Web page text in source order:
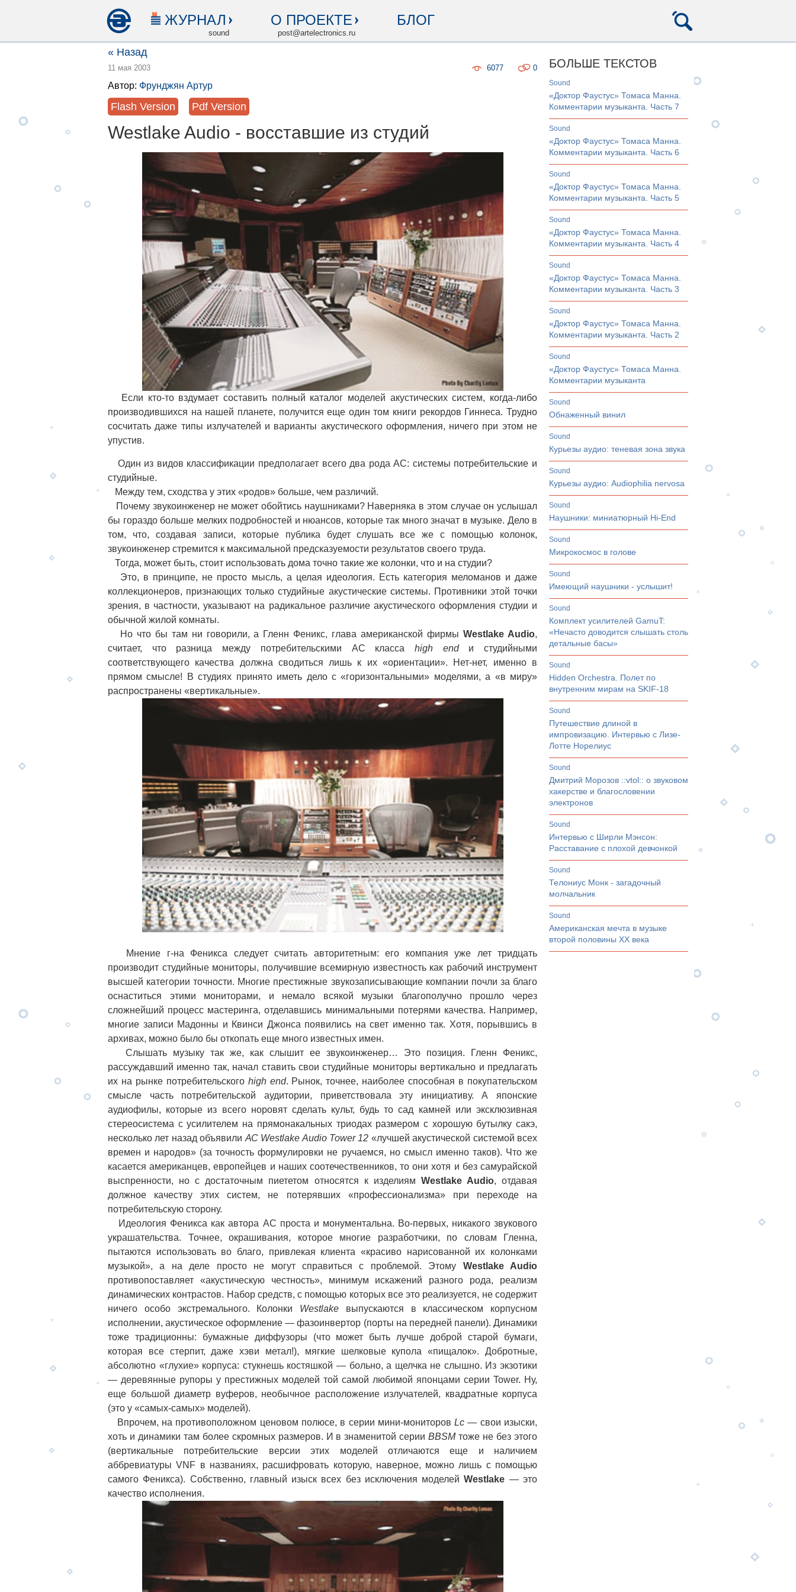
ЖУРНАЛ
sound
О ПРОЕКТЕ
post@artelectronics.ru
БЛОГ
« Назад
11 мая 2003 0
6077
Автор: Фрунджян Артур
Flash Version Pdf Version
Westlake Audio - восставшие из студий
Если кто-то вздумает составить полный каталог моделей акустических систем, когда-либо
производившихся на нашей планете, получится еще один том книги рекордов Гиннеса. Трудно
сосчитать даже типы излучателей и варианты акустического оформления, ничего при этом не
упустив.
Один из видов классификации предполагает всего два рода АС: системы потребительские и
студийные.
Между тем, сходства у этих «родов» больше, чем различий.
Почему звукоинженер не может обойтись наушниками? Наверняка в этом случае он услышал
бы гораздо больше мелких подробностей и нюансов, которые так много значат в музыке. Дело в
том, что, создавая записи, которые публика будет слушать все же с помощью колонок,
звукоинженер стремится к максимальной предсказуемости результатов своего труда.
Тогда, может быть, стоит использовать дома точно такие же колонки, что и на студии?
Это, в принципе, не просто мысль, а целая идеология. Есть категория меломанов и даже
коллекционеров, признающих только студийные акустические системы. Противники этой точки
зрения, в частности, указывают на радикальное различие акустического оформления студии и
обычной жилой комнаты.
Но что бы там ни говорили, а Гленн Феникс, глава американской фирмыWestlake Audio,
считает, что разница между потребительскими АС класса high endи студийными
соответствующего качества должна сводиться лишь к их «ориентации». Нет-нет, именно в
прямом смысле! В студиях принято иметь дело с «горизонтальными» моделями, а «в миру»
распространены «вертикальные».
Мнение г-на Феникса следует считать авторитетным: его компания уже лет тридцать
производит студийные мониторы, получившие всемирную известность как рабочий инструмент
высшей категории точности. Многие престижные звукозаписывающие компании почли за благо
оснаститься этими мониторами, и немало всякой музыки благополучно прошло через
сложнейший процесс мастеринга, отделавшись минимальными потерями качества. Например,
многие записи Мадонны и Квинси Джонса появились на свет именно так. Хотя, порывшись в
архивах, можно было бы откопать еще много известных имен.
Слышать музыку так же, как слышит ее звукоинженер… Это позиция. Гленн Феникс,
рассуждавший именно так, начал ставить свои студийные мониторы вертикально и предлагать
их на рынке потребительского high end. Рынок, точнее, наиболее способная в покупательском
смысле часть потребительской аудитории, приветствовала эту инициативу. А японские
аудиофилы, которые из всего норовят сделать культ, будь то сад камней или эксклюзивная
стереосистема с усилителем на прямонакальных триодах размером с хорошую бутылку сакэ,
несколько лет назад объявили АС Westlake Audio Tower 12 «лучшей акустической системой всех
времен и народов» (за точность формулировки не ручаемся, но смысл именно таков). Что же
касается американцев, европейцев и наших соотечественников, то они хотя и без самурайской
выспренности, но с достаточным пиететом относятся к изделиям Westlake Audio, отдавая
должное качеству этих систем, не потерявших «профессионализма» при переходе на
потребительскую сторону.
Идеология Феникса как автора АС проста и монументальна. Во-первых, никакого звукового
украшательства. Точнее, окрашивания, которое многие разработчики, по словам Гленна,
пытаются использовать во благо, привлекая клиента «красиво нарисованной их колонками
музыкой», а на деле просто не могут справиться с проблемой. Этому Westlake Audio
противопоставляет «акустическую честность», минимум искажений разного рода, реализм
динамических контрастов. Набор средств, с помощью которых все это реализуется, не содержит
ничего особо экстремального. Колонки Westlake выпускаются в классическом корпусном
исполнении, акустическое оформление — фазоинвертор (порты на передней панели). Динамики
тоже традиционны: бумажные диффузоры (что может быть лучше доброй старой бумаги,
которая все стерпит, даже хэви метал!), мягкие шелковые купола «пищалок». Добротные,
абсолютно «глухие» корпуса: стукнешь костяшкой — больно, а щелчка не слышно. Из экзотики
— деревянные рупоры у престижных моделей той самой любимой японцами серии Tower. Ну,
еще большой диаметр вуферов, необычное расположение излучателей, квадратные корпуса
(это у «самых-самых» моделей).
Впрочем, на противоположном ценовом полюсе, в серии мини-мониторовLc — свои изыски,
хоть и динамики там более скромных размеров. И в знаменитой серииBBSMтоже не без этого
(вертикальные потребительские версии этих моделей отличаются еще и наличием
аббревиатуры VNF в названиях, расшифровать которую, наверное, можно лишь с помощью
самого Феникса). Собственно, главный изыск всех без исключения моделейWestlake — это
качество исполнения.
БОЛЬШЕ ТЕКСТОВ
sound
«Доктор Фаустус» Томаса Манна.
Комментарии музыканта. Часть 7
sound
«Доктор Фаустус» Томаса Манна.
Комментарии музыканта. Часть 6
sound
«Доктор Фаустус» Томаса Манна.
Комментарии музыканта. Часть 5
sound
«Доктор Фаустус» Томаса Манна.
Комментарии музыканта. Часть 4
sound
«Доктор Фаустус» Томаса Манна.
Комментарии музыканта. Часть 3
sound
«Доктор Фаустус» Томаса Манна.
Комментарии музыканта. Часть 2
sound
«Доктор Фаустус» Томаса Манна.
Комментарии музыканта
sound
Обнаженный винил
sound
Курьезы аудио: теневая зона звука
sound
Курьезы аудио: Audiophilia nervosa
sound
Наушники: миниатюрный Hi-End
sound
Микрокосмос в голове
sound
Имеющий наушники - услышит!
sound
Комплект усилителей GamuT:
«Нечасто доводится слышать столь
детальные басы»
sound
Hidden Orchestra. Полет по
внутренним мирам на SKIF-18
sound
Путешествие длиной в
импровизацию. Интервью с Лизе-
Лотте Норелиус
sound
Дмитрий Морозов ::vtol:: о звуковом
хакерстве и благословении
электронов
sound
Интервью с Ширли Мэнсон:
Расставание с плохой девчонкой
sound
Телониус Монк - загадочный
молчальник
sound
Американская мечта в музыке
второй половины ХХ века